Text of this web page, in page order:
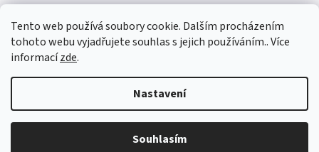
Tento web používá soubory cookie. Dalším procházením
tohoto webu vyjadřujete souhlas s jejich používáním.. Více
informacízde.
Nastavení
Souhlasím
á
Facebook
Copyright 2026jogastyl.cz. Všechna práva vyhrazena.Upravit
nastavení cookies